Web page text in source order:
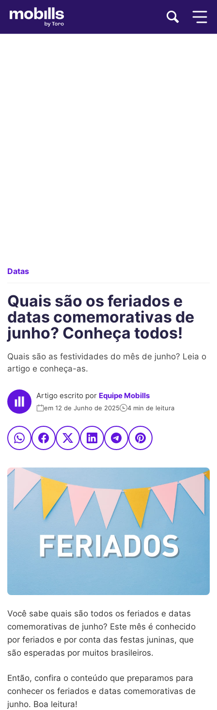
Datas
Quais são os feriados e
datas comemorativas de
junho? Conheça todos!
Quais são as festividades do mês de junho? Leia o
artigo e conheça-as.
Artigo escrito por Equipe Mobills
em 12 de Junho de 2025 4 min de leitura
Você sabe quais são todos os feriados e datas
comemorativas de junho? Este mês é conhecido
por feriados e por conta das festas juninas, que
são esperadas por muitos brasileiros.
Então, confira o conteúdo que preparamos para
conhecer os feriados e datas comemorativas de
junho. Boa leitura!